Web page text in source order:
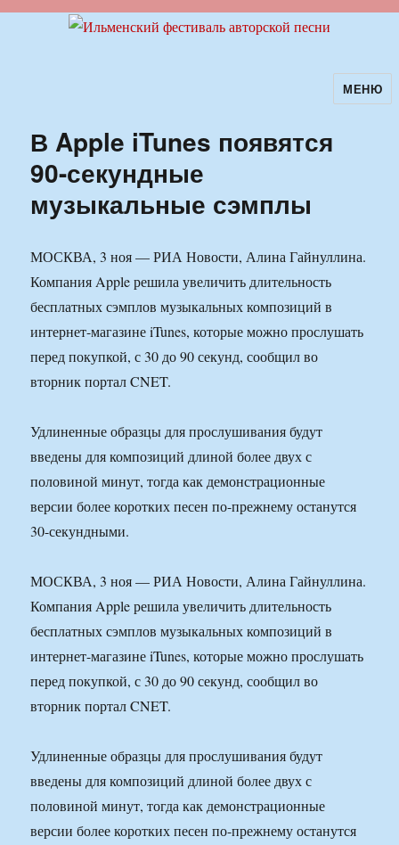
Ильменский фестиваль авторской
песни
МЕНЮ
В Apple iTunes появятся
90-секундные
музыкальные сэмплы
МОСКВА, 3 ноя — РИА Новости, Алина Гайнуллина.
Компания Apple решила увеличить длительность
бесплатных сэмплов музыкальных композиций в
интернет-магазине iTunes, которые можно прослушать
перед покупкой, с 30 до 90 секунд, сообщил во
вторник портал CNET.
Удлиненные образцы для прослушивания будут
введены для композиций длиной более двух с
половиной минут, тогда как демонстрационные
версии более коротких песен по-прежнему останутся
30-секундными.
МОСКВА, 3 ноя — РИА Новости, Алина Гайнуллина.
Компания Apple решила увеличить длительность
бесплатных сэмплов музыкальных композиций в
интернет-магазине iTunes, которые можно прослушать
перед покупкой, с 30 до 90 секунд, сообщил во
вторник портал CNET.
Удлиненные образцы для прослушивания будут
введены для композиций длиной более двух с
половиной минут, тогда как демонстрационные
версии более коротких песен по-прежнему останутся